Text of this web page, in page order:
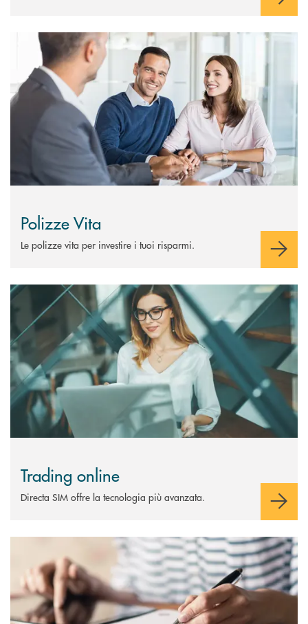
Scopri di più Polizze Vita
Polizze Vita
Le polizze vita per investire i tuoi risparmi.
Scopri di più Trading online
Trading online
Directa SIM offre la tecnologia più avanzata.
Scopri di più Certificati di deposito